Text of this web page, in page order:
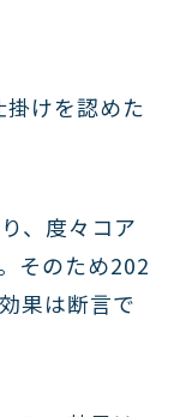
けを認めた
、度々コア
そのため202
果は断言で